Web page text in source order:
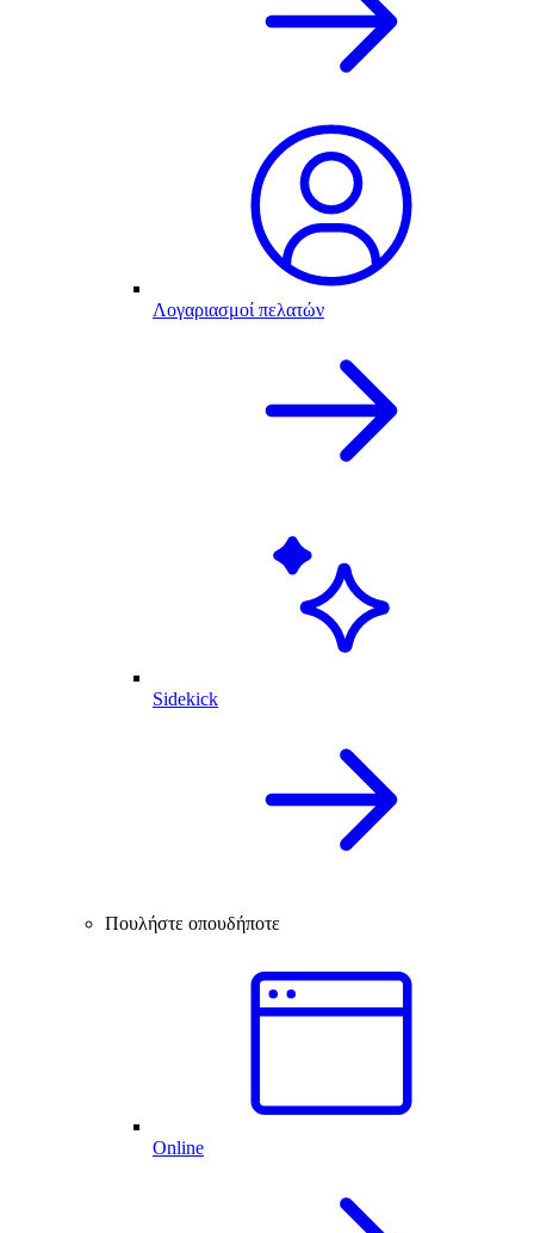
Λογαριασμοί πελατών
Sidekick
Πουλήστε οπουδήποτε
Online